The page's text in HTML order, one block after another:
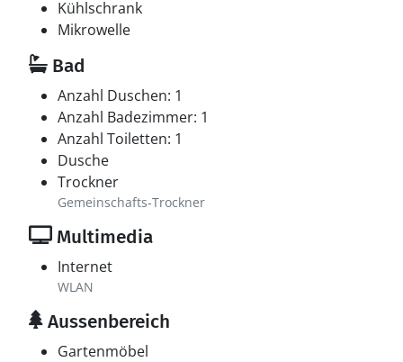
Kühlschrank
Mikrowelle
Bad
Anzahl Duschen: 1
Anzahl Badezimmer: 1
Anzahl Toiletten: 1
Dusche
Trockner
Gemeinschafts-Trockner
Multimedia
Internet
WLAN
Aussenbereich
Gartenmöbel